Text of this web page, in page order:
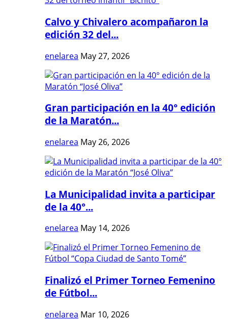
Calvo y Chivalero acompañaron la
edición 32 del...
enelarea May 27, 2026
Gran participación en la 40° edición
de la Maratón...
enelarea May 26, 2026
La Municipalidad invita a participar
de la 40°...
enelarea May 14, 2026
Finalizó el Primer Torneo Femenino
de Fútbol...
enelarea Mar 10, 2026